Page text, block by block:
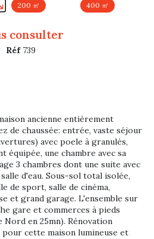
200 ㎡ 400 ㎡
consulter
Réf 739
ancienne entièrement
de chaussée: entrée, vaste séjour
avec poele à granulés,
équipée, une chambre avec sa
3 chambres dont une suite avec
d'eau. Sous-sol total isolée,
de sport, salle de cinéma,
et grand garage. L'ensemble sur
gare et commerces à pieds
Nord en 25mn). Rénovation
cette maison lumineuse et